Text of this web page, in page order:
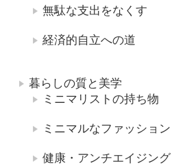
無駄な支出をなくす
経済的自立への道
暮らしの質と美学
ミニマリストの持ち物
ミニマルなファッション
健康・アンチエイジング